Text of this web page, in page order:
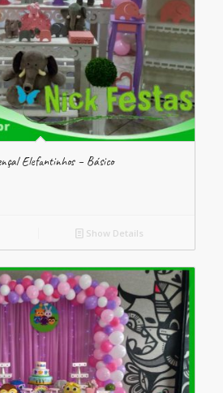
Elefantinhos – Básico
Show Details